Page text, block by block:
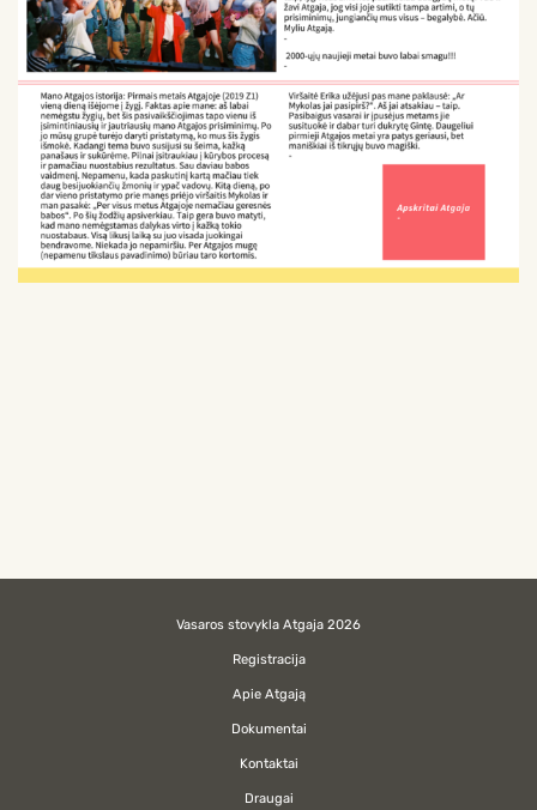
Vasaros stovykla Atgaja 2026
Registracija
Apie Atgają
Dokumentai
Kontaktai
Draugai